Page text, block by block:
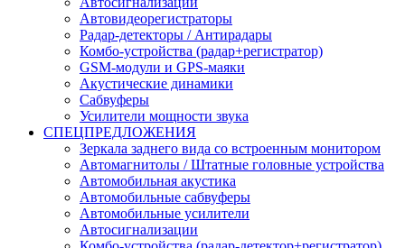
Автовидеорегистраторы
Радар-детекторы / Антирадары
Комбо-устройства (радар+регистратор)
GSM-модули и GPS-маяки
Акустические динамики
Сабвуферы
Усилители мощности звука
СПЕЦПРЕДЛОЖЕНИЯ
Зеркала заднего вида со встроенным монитором
Автомагнитолы / Штатные головные устройства
Автомобильная акустика
Автомобильные сабвуферы
Автомобильные усилители
Автосигнализации